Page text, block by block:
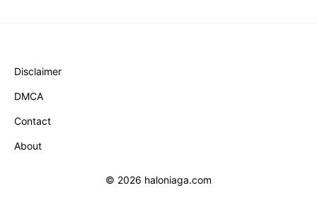
Disclaimer
DMCA
Contact
About
© 2026 haloniaga.com